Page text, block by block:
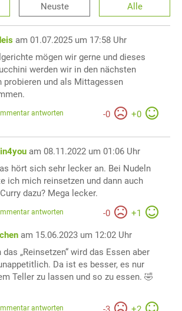
Neuste Alle
am 01.07.2025 um 17:58 Uhr
mögen wir gerne und dieses
werden wir in den nächsten
probieren und als Mittagessen
-0 +0
antworten
am 08.11.2022 um 01:06 Uhr
hört sich sehr lecker an. Bei Nudeln
ich mich reinsetzen und dann auch
dazu? Mega lecker.
-0 +1
antworten
am 15.06.2023 um 12:02 Uhr
das „Reinsetzen“ wird das Essen aber
Da ist es besser, es nur
Teller zu lassen und so zu essen. 🤣
antworten